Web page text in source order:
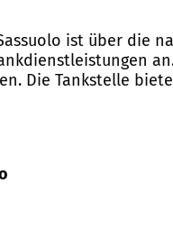
ist über die
Die Tankstelle